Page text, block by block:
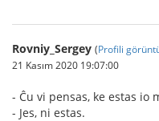
Rovniy_Sergey (Profili
21 Kasım 2020 19:07:00
- Ĉu vi pensas, ke estas io
- Jes, ni estas.